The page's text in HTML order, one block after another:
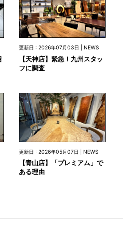
更新日 : 2026年07月03日 | NEWS
【天神店】緊急！九州スタッ
フに調査
更新日 : 2026年05月07日 | NEWS
【青山店】「プレミアム」で
ある理由